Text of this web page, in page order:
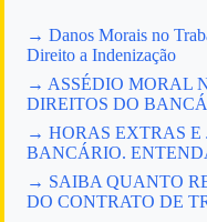
→ Danos Morais no
Direito a Indenização
→ ASSÉDIO MORAL
DIREITOS DO
→ HORAS EXTRAS E
BANCÁRIO.
→ SAIBA QUANTO
DO CONTRATO DE